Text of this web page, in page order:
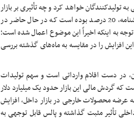
خواهد کرد و چه تأثیری بر بازار
خواهد گذاشت، افزود: تعرفه واردات پیش از ابلاغ این بخشنامه، 20 درصد بوده است که در حال حاضر در
نشان می‌دهد. با توجه به اینکه اخیراً این موضوع اعمال شده است؛
افزایش را در مقایسه به ماه‌های گذشته بررسی
اسباب‌بازی ایران، در دست اقلام وارداتی است و سهم تولیدات
این در حالی است که گردش مالی این بازار حدود یک میلیارد دلار
عرضه محصولات خارجی در بازار داخل، افزایش
تأثیر مثبت گذاشته و پالس قابل توجهی به